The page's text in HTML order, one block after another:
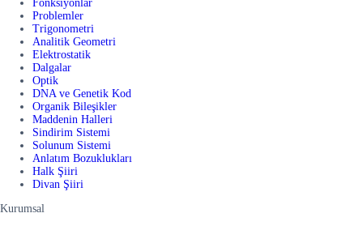
Fonksiyonlar
Problemler
Trigonometri
Analitik Geometri
Elektrostatik
Dalgalar
Optik
DNA ve Genetik Kod
Organik Bileşikler
Maddenin Halleri
Sindirim Sistemi
Solunum Sistemi
Anlatım Bozuklukları
Halk Şiiri
Divan Şiiri
Kurumsal